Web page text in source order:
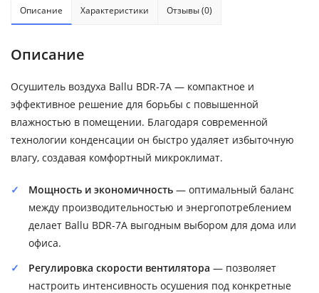
Описание Характеристики Отзывы (0)
Описание
Осушитель воздуха Ballu BDR-7A — компактное и
эффективное решение для борьбы с повышенной
влажностью в помещении. Благодаря современной
технологии конденсации он быстро удаляет избыточную
влагу, создавая комфортный микроклимат.
Мощность и экономичность — оптимальный баланс
между производительностью и энергопотреблением
делает Ballu BDR-7A выгодным выбором для дома или
офиса.
Регулировка скорости вентилятора — позволяет
настроить интенсивность осушения под конкретные